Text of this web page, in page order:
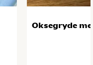
Oksegryde